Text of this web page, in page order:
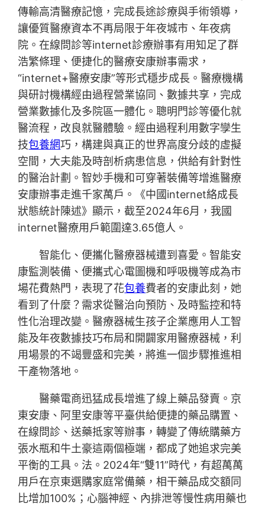
傳輸高清醫療記憶，完成長途診療與手術領導，
讓優質醫療資本不再局限于年夜城市、年夜病
院。在線問診等internet診療辦事有用知足了群
浩繁條理、便捷化的醫療安康辦事需求，
“internet+醫療安康”等形式穩步成長。醫療機構
與研討機構經由過程營業協同、數據共享，完成
營業數據化及多院區一體化。聰明門診等優化就
醫流程，改良就醫體驗。經由過程利用數字孿生
技包養網巧，構建與真正的世界高度分歧的虛擬
空間，大夫能及時剖析病患信息，供給有針對性
的醫治計劃。智妙手機和可穿著裝備等增進醫療
安康辦事走進千家萬戶。《中國internet絡成長
狀態統計陳述》顯示，截至2024年6月，我國
internet醫療用戶範圍達3.65億人。
智能化、便攜化醫療器械遭到喜愛。智能安
康監測裝備、便攜式心電圖機和呼吸機等成為市
場花費熱門，表現了花包養費者的安康此刻，她
看到了什麼？需求從醫治向預防、及時監控和特
性化治理改變。醫療器械生孩子企業應用人工智
能及年夜數據技巧布局和開闢家用醫療器械，利
用場景的不竭豐盛和完美，將進一個步驟推進相
干產物落地。
醫藥電商迅猛成長增進了線上藥品發賣。京
東安康、阿里安康等平臺供給便捷的藥品購置、
在線問診、送藥抵家等辦事，轉變了傳統購藥方
張水瓶和牛土豪這兩個極端，都成了她追求完美
平衡的工具。法。2024年“雙11”時代，有超萬萬
用戶在京東選購家庭常備藥，相干藥品成交額同
比增加100%；心腦神經、內排泄等慢性病用藥也